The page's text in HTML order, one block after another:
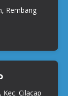
Rembang
Cilacap